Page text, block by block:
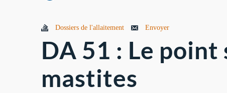
Dossiers de l'allaitement Envoyer
DA 51 : Le point
mastites